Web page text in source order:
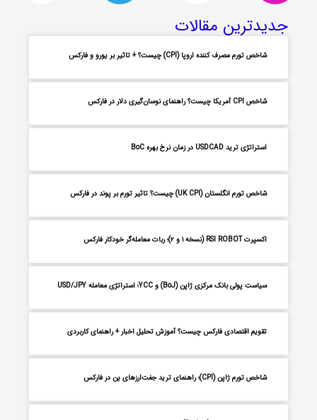
جدیدترین مقالات
شاخص تورم مصرف کننده اروپا (CPI) چیست؟ + تاثیر بر یورو و فارکس
شاخص CPI آمریکا چیست؟ راهنمای نوسان‌گیری دلار در فارکس
استراتژی ترید USDCAD در زمان نرخ بهره BoC
شاخص تورم انگلستان (UK CPI) چیست؟ تاثیر تورم بر پوند در فارکس
اکسپرت RSI ROBOT (نسخه ۱ و ۲)؛ ربات معامله‌گر خودکار فارکس
سیاست پولی بانک مرکزی ژاپن (BoJ) و YCC؛ استراتژی معامله USD/JPY
تقویم اقتصادی فارکس چیست؟ آموزش تحلیل اخبار + راهنمای کاربردی
شاخص تورم ژاپن (CPI)؛ راهنمای ترید جفت‌ارزهای ین در فارکس